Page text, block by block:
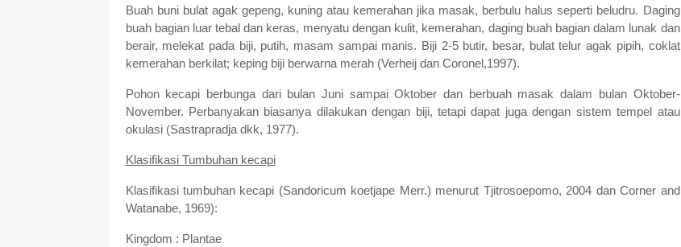
Buah buni bulat agak gepeng, kuning atau kemerahan jika masak, berbulu halus seperti beludru. Daging
buah bagian luar tebal dan keras, menyatu dengan kulit, kemerahan, daging buah bagian dalam lunak dan
berair, melekat pada biji, putih, masam sampai manis. Biji 2-5 butir, besar, bulat telur agak pipih, coklat
kemerahan berkilat; keping biji berwarna merah (Verheij dan Coronel,1997).
Pohon kecapi berbunga dari bulan Juni sampai Oktober dan berbuah masak dalam bulan Oktober-
November. Perbanyakan biasanya dilakukan dengan biji, tetapi dapat juga dengan sistem tempel atau
okulasi (Sastrapradja dkk, 1977).
Klasifikasi Tumbuhan kecapi
Klasifikasi tumbuhan kecapi (Sandoricum koetjape Merr.) menurut Tjitrosoepomo, 2004 dan Corner and
Watanabe, 1969):
Kingdom : Plantae